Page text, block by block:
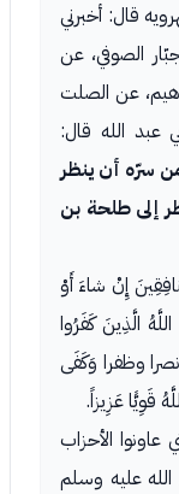
قال: أخبرني
الصوفي، عن
عن الصلت
عبد الله قال:
سرّه أن ينظر
إلى طلحة بن
إِنْ شاءَ أَوْ
الَّذِينَ كَفَرُوا
وظفرا وَكَفَى
قَوِيًّا عَزِيزاً.
الأحزاب
عليه وسلم